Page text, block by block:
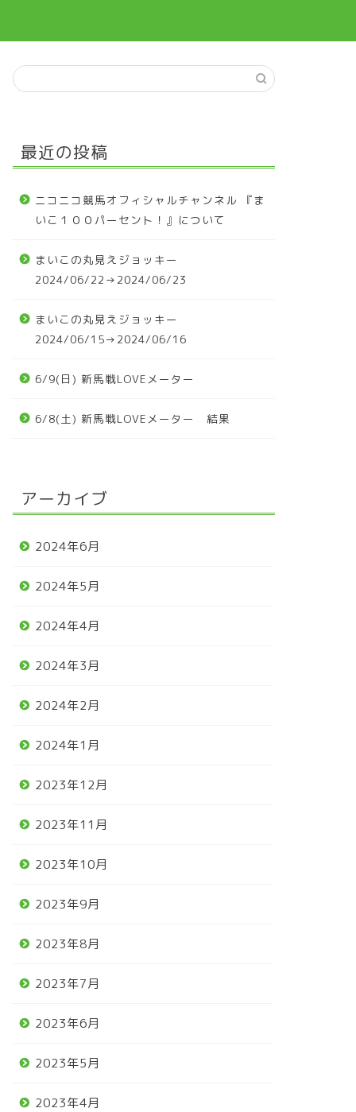
最近の投稿
ニコニコ競馬オフィシャルチャンネル 『ま
いこ１００パーセント！』について
まいこの丸見えジョッキー
2024/06/22→2024/06/23
まいこの丸見えジョッキー
2024/06/15→2024/06/16
6/9(日) 新馬戦LOVEメーター
6/8(土) 新馬戦LOVEメーター 結果
アーカイブ
2024年6月
2024年5月
2024年4月
2024年3月
2024年2月
2024年1月
2023年12月
2023年11月
2023年10月
2023年9月
2023年8月
2023年7月
2023年6月
2023年5月
2023年4月